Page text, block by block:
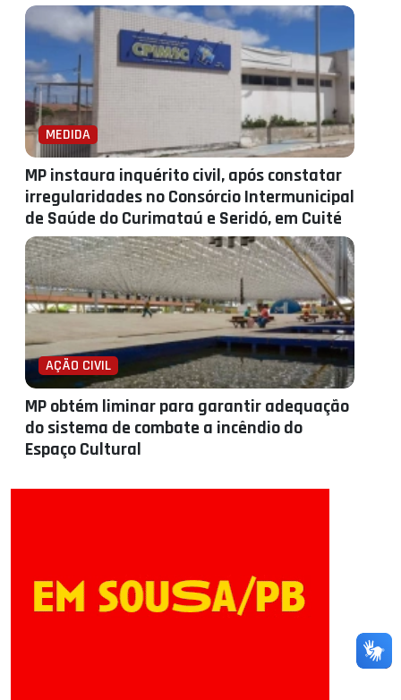
MEDIDA
MP instaura inquérito civil, após constatar
irregularidades no Consórcio Intermunicipal
de Saúde do Curimataú e Seridó, em Cuité
AÇÃO CIVIL
MP obtém liminar para garantir adequação
do sistema de combate a incêndio do
Espaço Cultural